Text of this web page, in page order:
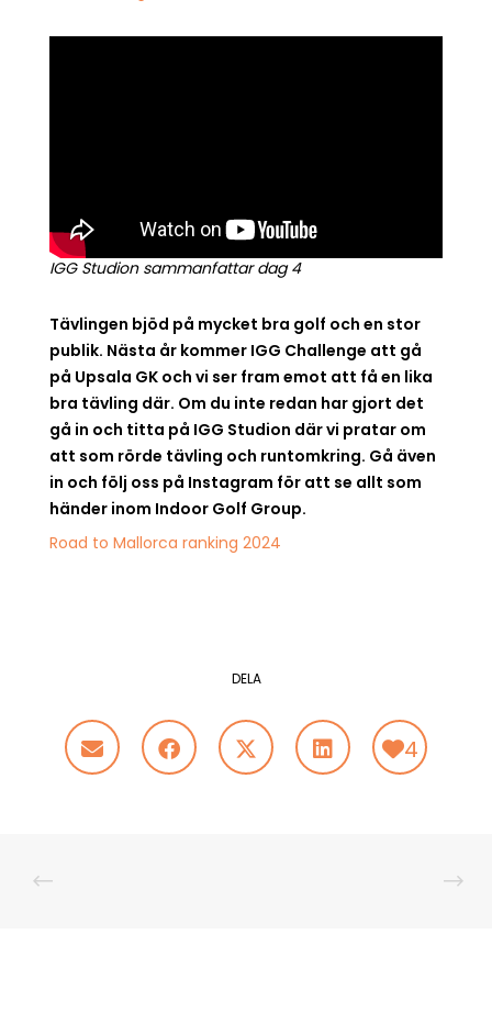
IGG Studion sammanfattar dag 4
Tävlingen bjöd på mycket bra golf och en stor
publik. Nästa år kommer IGG Challenge att gå
på Upsala GK och vi ser fram emot att få en lika
bra tävling där. Om du inte redan har gjort det
gå in och titta på IGG Studion där vi pratar om
att som rörde tävling och runtomkring. Gå även
in och följ oss på Instagram för att se allt som
händer inom Indoor Golf Group.
Road to Mallorca ranking 2024
DELA
4